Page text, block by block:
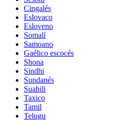
Cingalés
Eslovaco
Esloveno
Somalí
Samoano
Gaélico escocés
Shona
Sindhi
Sundanés
Suahili
Taxico
Tamil
Telugu